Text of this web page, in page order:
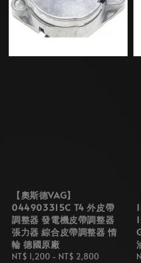
【奧斯德VAG】
044903315C T4 外皮帶
調整器 發電機皮帶調整器
張力器 綜合皮帶調整器 惰
輪 德國原廠
Regular
NT$ 1,200 - NT$ 2,800